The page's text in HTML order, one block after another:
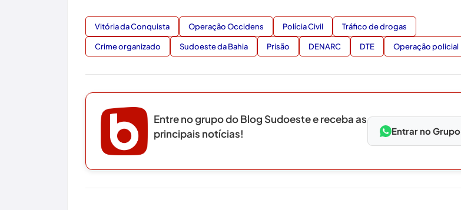
Vitória da Conquista Operação Occidens Polícia Civil Tráfico de drogas
Crime organizado Sudoeste da Bahia Prisão DENARC DTE Operação policial​​​​​​​​​​​​​​​​
Entre no grupo do Blog Sudoeste e receba as
principais notícias!
Entrar no Grupo